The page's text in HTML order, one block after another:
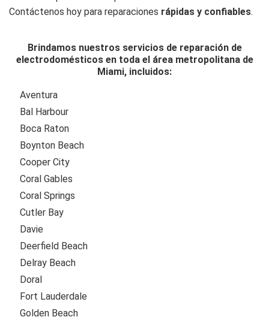
Contáctenos hoy para reparaciones rápidas y confiables.
Brindamos nuestros servicios de reparación de
electrodomésticos en toda el área metropolitana de
Miami, incluidos:
Aventura
Bal Harbour
Boca Raton
Boynton Beach
Cooper City
Coral Gables
Coral Springs
Cutler Bay
Davie
Deerfield Beach
Delray Beach
Doral
Fort Lauderdale
Golden Beach